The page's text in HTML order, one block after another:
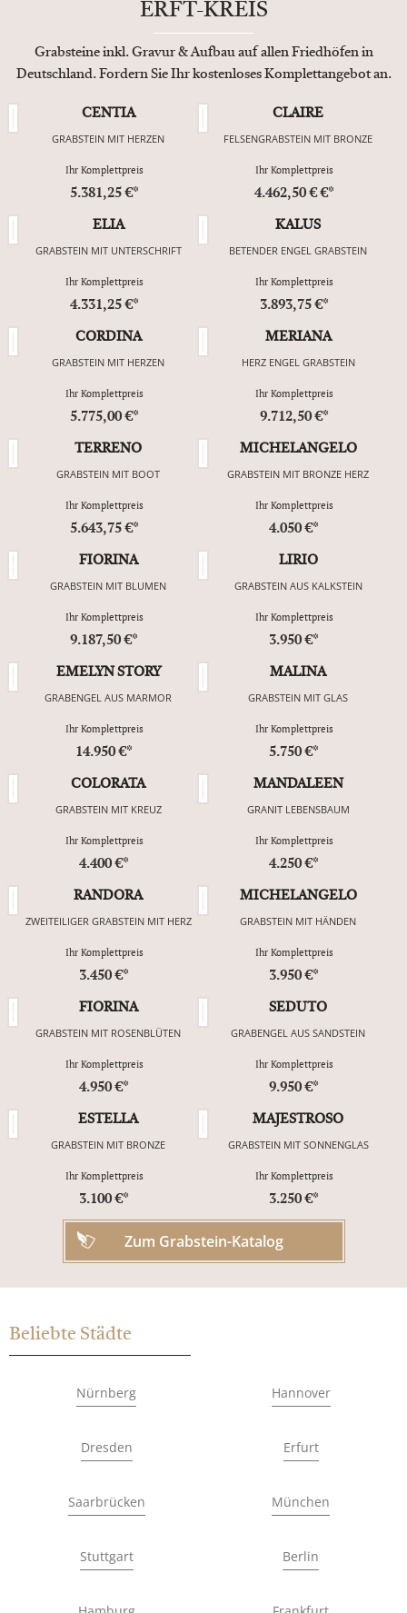
ERFT-KREIS
Grabsteine inkl. Gravur & Aufbau auf allen Friedhöfen in
Deutschland. Fordern Sie Ihr kostenloses Komplettangebot an.
CENTIA
GRABSTEIN MIT HERZEN
Ihr Komplettpreis
5.381,25 €*
CLAIRE
FELSENGRABSTEIN MIT BRONZE
Ihr Komplettpreis
4.462,50 € €*
ELIA
GRABSTEIN MIT UNTERSCHRIFT
Ihr Komplettpreis
4.331,25 €*
KALUS
BETENDER ENGEL GRABSTEIN
Ihr Komplettpreis
3.893,75 €*
CORDINA
GRABSTEIN MIT HERZEN
Ihr Komplettpreis
5.775,00 €*
MERIANA
HERZ ENGEL GRABSTEIN
Ihr Komplettpreis
9.712,50 €*
TERRENO
GRABSTEIN MIT BOOT
Ihr Komplettpreis
5.643,75 €*
MICHELANGELO
GRABSTEIN MIT BRONZE HERZ
Ihr Komplettpreis
4.050 €*
FIORINA
GRABSTEIN MIT BLUMEN
Ihr Komplettpreis
9.187,50 €*
LIRIO
GRABSTEIN AUS KALKSTEIN
Ihr Komplettpreis
3.950 €*
EMELYN STORY
GRABENGEL AUS MARMOR
Ihr Komplettpreis
14.950 €*
MALINA
GRABSTEIN MIT GLAS
Ihr Komplettpreis
5.750 €*
COLORATA
GRABSTEIN MIT KREUZ
Ihr Komplettpreis
4.400 €*
MANDALEEN
GRANIT LEBENSBAUM
Ihr Komplettpreis
4.250 €*
RANDORA
ZWEITEILIGER GRABSTEIN MIT HERZ
Ihr Komplettpreis
3.450 €*
MICHELANGELO
GRABSTEIN MIT HÄNDEN
Ihr Komplettpreis
3.950 €*
FIORINA
GRABSTEIN MIT ROSENBLÜTEN
Ihr Komplettpreis
4.950 €*
SEDUTO
GRABENGEL AUS SANDSTEIN
Ihr Komplettpreis
9.950 €*
ESTELLA
GRABSTEIN MIT BRONZE
Ihr Komplettpreis
3.100 €*
MAJESTROSO
GRABSTEIN MIT SONNENGLAS
Ihr Komplettpreis
3.250 €*
Zum Grabstein-Katalog
Beliebte Städte
Nürnberg Hannover
Dresden Erfurt
Saarbrücken München
Stuttgart Berlin